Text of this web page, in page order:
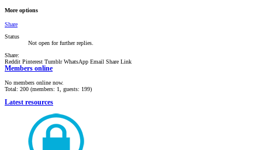
More options
Share
Status
Not open for further replies.
Share:
Reddit Pinterest Tumblr WhatsApp Email Share Link
Members online
No members online now.
Total: 200 (members: 1, guests: 199)
Latest resources